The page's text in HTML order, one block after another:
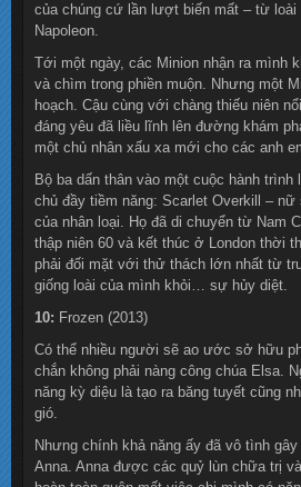
của chúng cứ lần lượt biến mất – từ loài
Napoleon.
Tới một ngày, các Minion nhận ra mình
và chìm trong phiền muộn. Nhưng một
hoạch. Cậu cùng với chàng thiếu niên
đáng yêu đã liều lĩnh lên đường khám
một chủ nhân xấu xa mới cho các anh
Bộ ba dấn thân vào một cuộc hành
chủ đầy tiềm năng: Scarlet Overkill – nữ
của nhân loại. Họ đã di chuyển từ Nam
thập niên 60 và kết thúc ở London thời
phải đối mặt với thử thách lớn nhất từ
giống loài của mình khỏi… sự hủy diệt.
10: Frozen (2013)
Có thể nhiều người sẽ ao ước sở hữu
chắn không phải nàng công chúa Elsa.
năng kỳ diệu là tạo ra băng tuyết cũng
gió.
Nhưng chính khả năng ấy đã vô tình
Anna. Anna được các quỷ lùn chữa trị